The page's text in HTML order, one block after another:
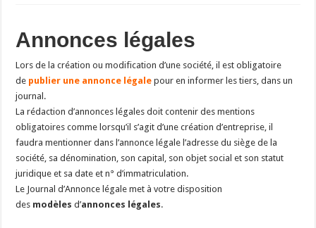
Annonces légales
Lors de la création ou modification d’une société, il est obligatoire
de publier une annonce légale pour en informer les tiers, dans un
journal.
La rédaction d’annonces légales doit contenir des mentions
obligatoires comme lorsqu’il s’agit d’une création d’entreprise, il
faudra mentionner dans l’annonce légale l’adresse du siège de la
société, sa dénomination, son capital, son objet social et son statut
juridique et sa date et n° d’immatriculation.
Le Journal d’Annonce légale met à votre disposition
des modèles d’annonces légales.